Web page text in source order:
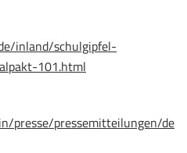
inland/schulgipfel-
101.html
presse/pressemitteilungen/de